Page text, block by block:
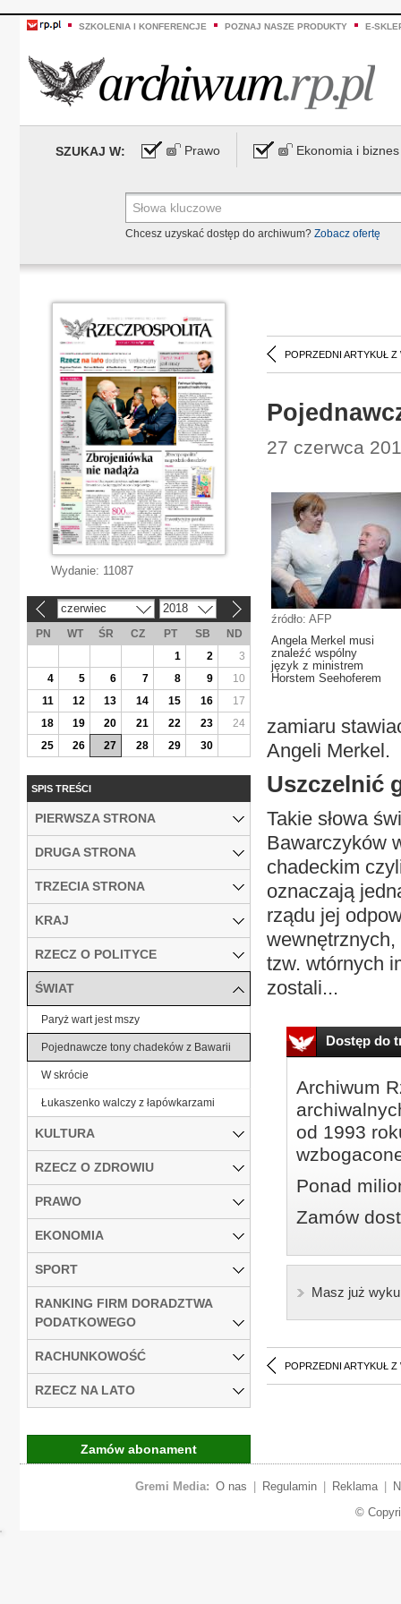
SZKOLENIA I KONFERENCJE POZNAJ NASZE PRODUKTY E-
SZUKAJ W: Prawo Ekonomia i biznes
Chcesz uzyskać dostęp do archiwum? Zobacz ofertę
POPRZEDNI ARTYKUŁ Z
27 czerwca
źródło: AFP
Angela Merkel musi
znaleźć wspólny
język z ministrem
Horstem Seehoferem
zamiaru
Angeli Merkel.
Uszczelnić
Takie słowa
Bawarczyków
chadeckim
oznaczają
rządu jej
tzw. wtórnych
zostali...
Dostęp do
Archiwum
od 1993
Ponad
Zamów
Masz już
POPRZEDNI ARTYKUŁ Z
Wydanie: 11087
czerwiec 2018
PN WT ŚR CZ PT SB
ND
1
2
3
4
5 6 7 8 9
10
11
12 13 14 15 16
17
18
19 20 21 22 23
24
25
26 27 28 29 30
SPIS TREŚCI
PIERWSZA STRONA
DRUGA STRONA
TRZECIA STRONA
KRAJ
RZECZ O POLITYCE
ŚWIAT
Paryż wart jest mszy
Pojednawcze tony chadeków z Bawarii
W skrócie
Łukaszenko walczy z łapówkarzami
KULTURA
RZECZ O ZDROWIU
PRAWO
EKONOMIA
SPORT
RANKING FIRM DORADZTWA
PODATKOWEGO
RACHUNKOWOŚĆ
RZECZ NA LATO
Zamów abonament
Gremi Media: O nas Regulamin Reklama
©